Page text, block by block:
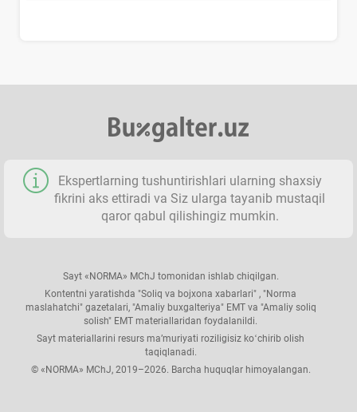
Ekspertlarning tushuntirishlari ularning shaхsiy
fikrini aks ettiradi va Siz ularga tayanib mustaqil
qaror qabul qilishingiz mumkin.
Sayt «NORMA» MChJ tomonidan ishlab chiqilgan.
Kontentni yaratishda "Soliq va bojхona хabarlari" , "Norma
maslahatchi" gazetalari, "Amaliy buхgalteriya" EMT va "Amaliy soliq
solish" EMT materiallaridan foydalanildi.
Sayt materiallarini resurs ma’muriyati roziligisiz koʻchirib olish
taqiqlanadi.
© «NORMA» MChJ, 2019–2026. Barcha huquqlar himoyalangan.